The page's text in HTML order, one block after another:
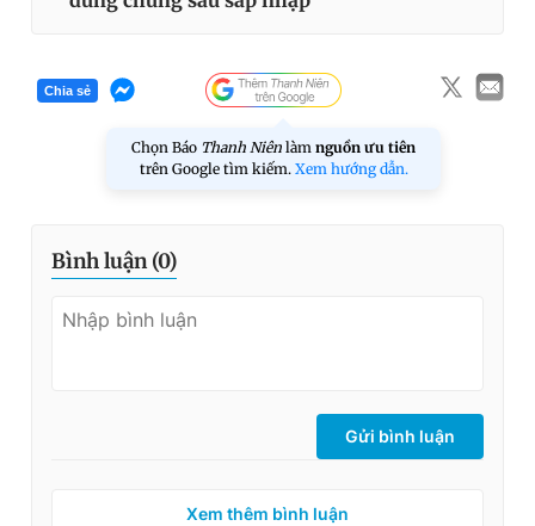
Chia sẻ
Chọn Báo Thanh Niên làm nguồn ưu tiên
trên Google tìm kiếm. Xem hướng dẫn.
Bình luận (0)
Gửi bình luận
Xem thêm bình luận